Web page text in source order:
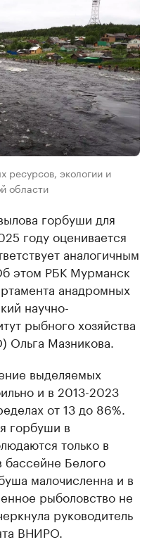
ресурсов, экологии и
области
горбуши для
году оценивается
аналогичным
этом РБК Мурманск
анадромных
научно-
рыбного хозяйства
Ольга Мазникова.
выделяемых
и в 2013-2023
от 13 до 86%.
горбуши в
только в
бассейне Белого
малочисленна и в
рыболовство не
руководитель
ВНИРО.